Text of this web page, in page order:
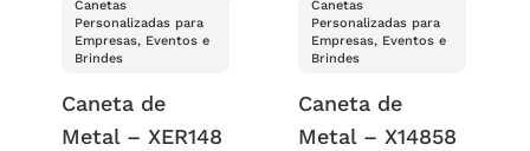
Canetas
Personalizadas para
Empresas, Eventos e
Brindes
Caneta de
Metal – XER148
Canetas
Personalizadas para
Empresas, Eventos e
Brindes
Caneta de
Metal – X14858